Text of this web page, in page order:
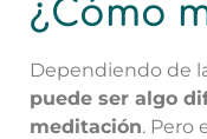
¿Cómo
Dependiendo de
puede ser algo
meditación. Pero